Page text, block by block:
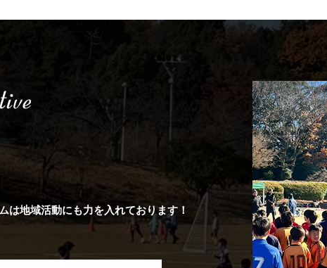
は地域活動にも力を入れております！